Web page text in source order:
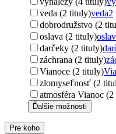
veda (2 tituly)veda2
dobrodružstvo (2
oslava (2 tituly)
darčeky (2 tituly)
záchrana (2 tituly)
Vianoce (2 tituly)
zlomyseľnosť (2
atmosféra Vianoc
Ďalšie možnosti
Pre koho